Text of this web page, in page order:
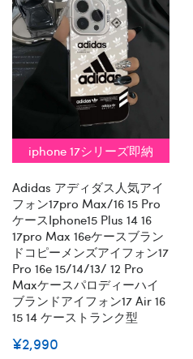
iphone 17シリーズ即納
Adidas アディダス人気アイ
フォン17pro Max/16 15 Pro
ケースiphone15 Plus 14 16
17pro Max 16eケースブラン
ドコピーメンズアイフォン17
Pro 16e 15/14/13/ 12 Pro
Maxケースパロディーハイ
ブランドアイフォン17 Air 16
15 14 ケーストランク型
¥2,990